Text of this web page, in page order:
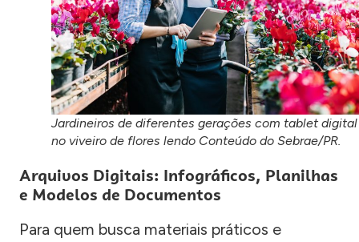
Jardineiros de diferentes gerações com tablet digital
no viveiro de flores lendo Conteúdo do Sebrae/PR.
Arquivos Digitais: Infográficos, Planilhas
e Modelos de Documentos
Para quem busca materiais práticos e